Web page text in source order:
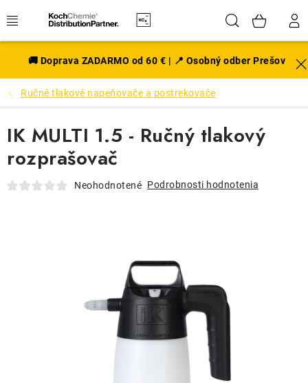
na
Hľadať
EXTERIÉR
DISKY A PNEU
INTERIÉR
PRÍSLUŠENSTVO
NOVINKY V SORTIMENTE
DARČEKOVÉ POUKAZY
🚚 Doprava ZADARMO od 60 € | 📍 Osobný odber Prešov
Ručné tlakové napeňovače a postrekovače
IK MULTI 1.5 - Ručný tlakový
rozprašovač
Neohodnotené Podrobnosti hodnotenia